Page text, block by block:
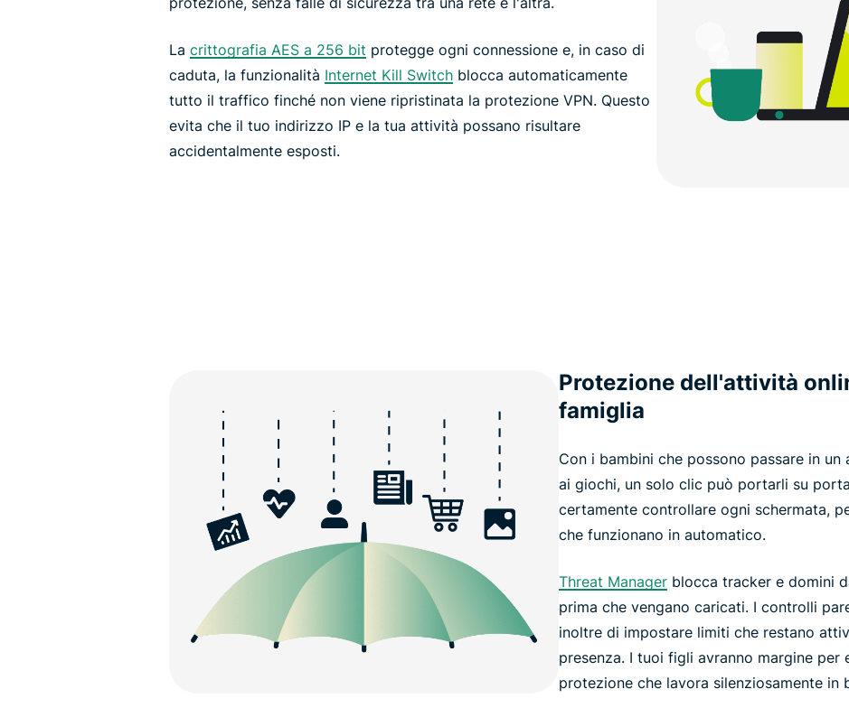
La crittografia AES a 256 bit protegge ogni connessione e, in caso di
caduta, la funzionalità Internet Kill Switch blocca automaticamente
tutto il traffico finché non viene ripristinata la protezione VPN. Questo
evita che il tuo indirizzo IP e la tua attività possano risultare
accidentalmente esposti.
Protezione dell'attività
famiglia
Con i bambini che possono passare in
ai giochi, un solo clic può portarli su
certamente controllare ogni schermata,
che funzionano in automatico.
Threat Managerblocca tracker e domini
prima che vengano caricati. I controlli
inoltre di impostare limiti che restano
presenza. I tuoi figli avranno margine per
protezione che lavora silenziosamente in